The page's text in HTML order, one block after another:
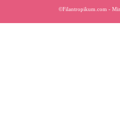
©Filantropikum.com -